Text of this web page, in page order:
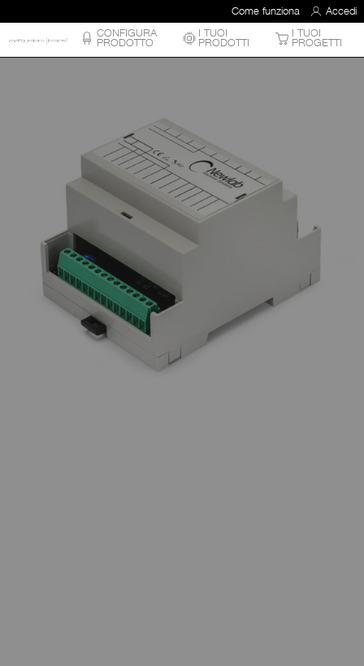
Come funziona
Accedi
CONFIGURA
PRODOTTO
I TUOI
PRODOTTI
I TUOI
PROGETTI